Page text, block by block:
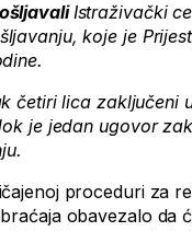
Istraživački
koje je
četiri lica zaključeni
je jedan ugovor
proceduri za
obavezalo da